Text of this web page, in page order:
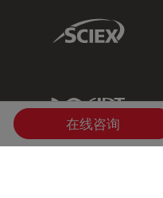
Sciex Link
IDT Link
在线咨询